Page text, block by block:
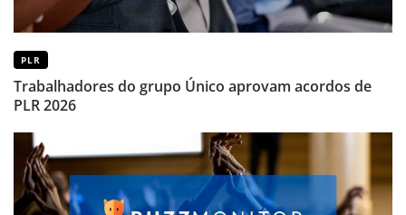
PLR
Trabalhadores do grupo Único aprovam acordos de
PLR 2026